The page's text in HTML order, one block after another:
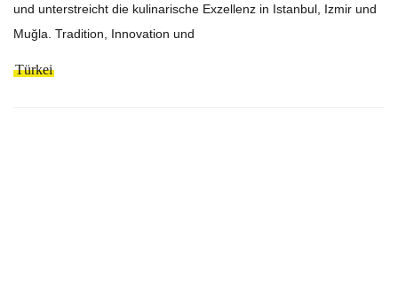
und unterstreicht die kulinarische Exzellenz in Istanbul, Izmir und
Muğla. Tradition, Innovation und
Türkei